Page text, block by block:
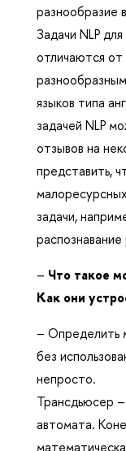
разнообразие
Задачи NLP
отличаются от
языков типа
задачей NLP
отзывов на
представить,
задачи,
– Что такое
Как они
– Определить
без
непросто.
Трансдьюсер
автомата.